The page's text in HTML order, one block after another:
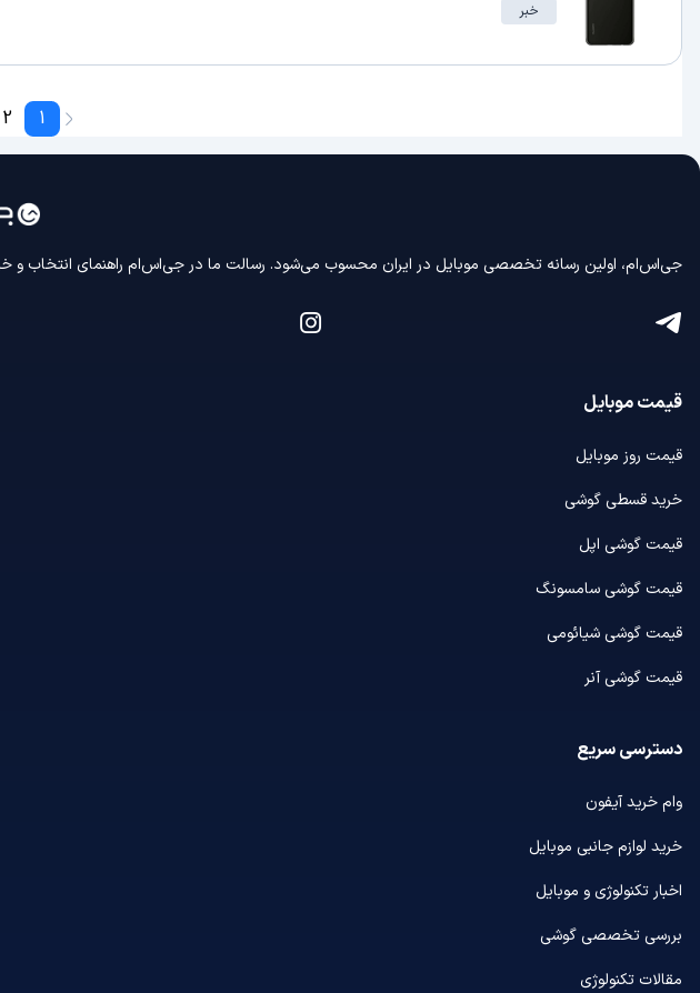
خبر
1
2
جی‌اس‌ام، اولین رسانه‌ تخصصی موبایل در ایران محسوب می‌شود. رسالت ما در جی‌اس‌ام راهنمای انتخاب و
قیمت موبایل
قیمت روز موبایل
خرید قسطی گوشی
قیمت گوشی اپل
قیمت گوشی سامسونگ
قیمت گوشی شیائومی
قیمت گوشی آنر
دسترسی سریع
وام خرید آیفون
خرید لوازم جانبی موبایل
اخبار تکنولوژی و موبایل
بررسی تخصصی گوشی
مقالات تکنولوژی